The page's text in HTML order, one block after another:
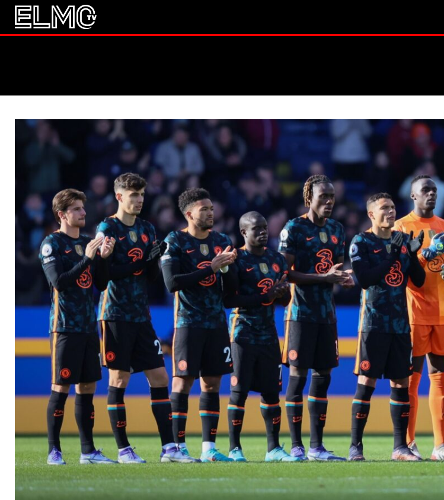
JALKAPALLO
EM2021
Huuhkajat Veikkausliiga
JÄÄKIEKKO
PESÄPALLO
LINTU VAI KALA
46 DENTON ROAD
VIDEOT
PODCASTIT
KOLUMNIT